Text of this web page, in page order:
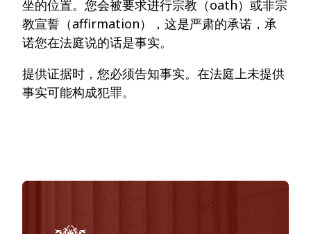
坐的位置。您会被要求进行宗教（oath）或非宗
教宣誓（affirmation），这是严肃的承诺，承
诺您在法庭说的话是事实。
提供证据时，您必须告知事实。在法庭上未提供
事实可能构成犯罪。